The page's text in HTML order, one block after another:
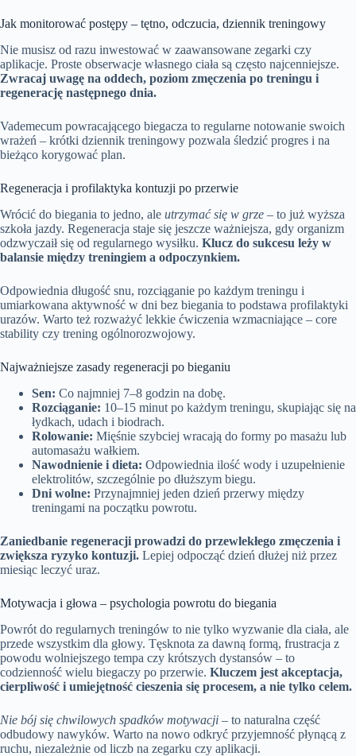
Jak monitorować postępy – tętno, odczucia, dziennik treningowy
Nie musisz od razu inwestować w zaawansowane zegarki czy
aplikacje. Proste obserwacje własnego ciała są często najcenniejsze.
Zwracaj uwagę na oddech, poziom zmęczenia po treningu i
regenerację następnego dnia.
Vademecum powracającego biegacza to regularne notowanie swoich
wrażeń – krótki dziennik treningowy pozwala śledzić progres i na
bieżąco korygować plan.
Regeneracja i profilaktyka kontuzji po przerwie
Wrócić do biegania to jedno, ale utrzymać się w grze – to już wyższa
szkoła jazdy. Regeneracja staje się jeszcze ważniejsza, gdy organizm
odzwyczaił się od regularnego wysiłku. Klucz do sukcesu leży w
balansie między treningiem a odpoczynkiem.
Odpowiednia długość snu, rozciąganie po każdym treningu i
umiarkowana aktywność w dni bez biegania to podstawa profilaktyki
urazów. Warto też rozważyć lekkie ćwiczenia wzmacniające – core
stability czy trening ogólnorozwojowy.
Najważniejsze zasady regeneracji po bieganiu
Sen: Co najmniej 7–8 godzin na dobę.
Rozciąganie: 10–15 minut po każdym treningu, skupiając się na
łydkach, udach i biodrach.
Rolowanie: Mięśnie szybciej wracają do formy po masażu lub
automasażu wałkiem.
Nawodnienie i dieta: Odpowiednia ilość wody i uzupełnienie
elektrolitów, szczególnie po dłuższym biegu.
Dni wolne: Przynajmniej jeden dzień przerwy między
treningami na początku powrotu.
Zaniedbanie regeneracji prowadzi do przewlekłego zmęczenia i
zwiększa ryzyko kontuzji. Lepiej odpocząć dzień dłużej niż przez
miesiąc leczyć uraz.
Motywacja i głowa – psychologia powrotu do biegania
Powrót do regularnych treningów to nie tylko wyzwanie dla ciała, ale
przede wszystkim dla głowy. Tęsknota za dawną formą, frustracja z
powodu wolniejszego tempa czy krótszych dystansów – to
codzienność wielu biegaczy po przerwie. Kluczem jest akceptacja,
cierpliwość i umiejętność cieszenia się procesem, a nie tylko celem.
Nie bój się chwilowych spadków motywacji – to naturalna część
odbudowy nawyków. Warto na nowo odkryć przyjemność płynącą z
ruchu, niezależnie od liczb na zegarku czy aplikacji.